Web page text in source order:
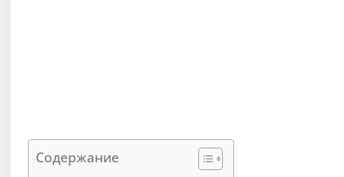
Содержание